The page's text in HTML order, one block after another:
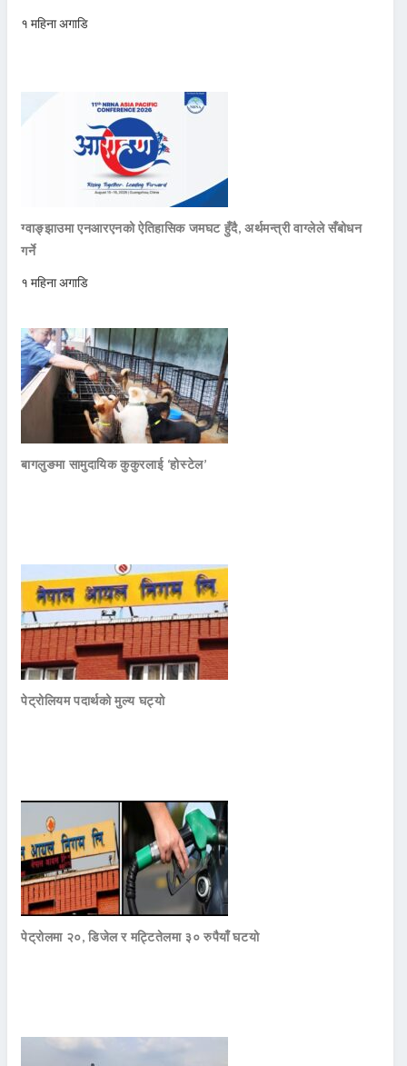
१ महिना अगाडि
ग्वाङ्झाउमा एनआरएनको ऐतिहासिक जमघट हुँदै, अर्थमन्त्री वाग्लेले सँबोधन
गर्ने
१ महिना अगाडि
बागलुङमा सामुदायिक कुकुरलाई ‘होस्टेल’
पेट्रोलियम पदार्थको मुल्य घट्यो
पेट्रोलमा २०, डिजेल र मट्टितेलमा ३० रुपैयाँ घटयो